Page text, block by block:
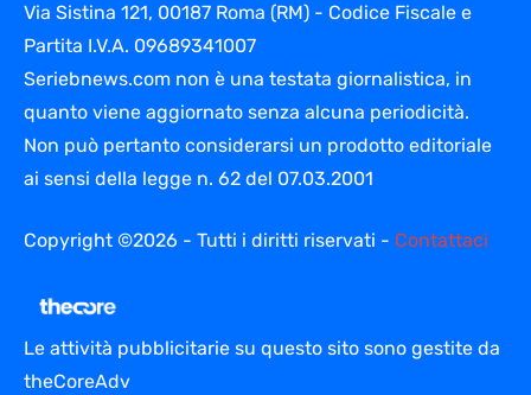
Via Sistina 121, 00187 Roma (RM) - Codice Fiscale e
Partita I.V.A. 09689341007
Seriebnews.com non è una testata giornalistica, in
quanto viene aggiornato senza alcuna periodicità.
Non può pertanto considerarsi un prodotto editoriale
ai sensi della legge n. 62 del 07.03.2001
Copyright ©2026 - Tutti i diritti riservati - Contattaci
Le attività pubblicitarie su questo sito sono gestite da
theCoreAdv